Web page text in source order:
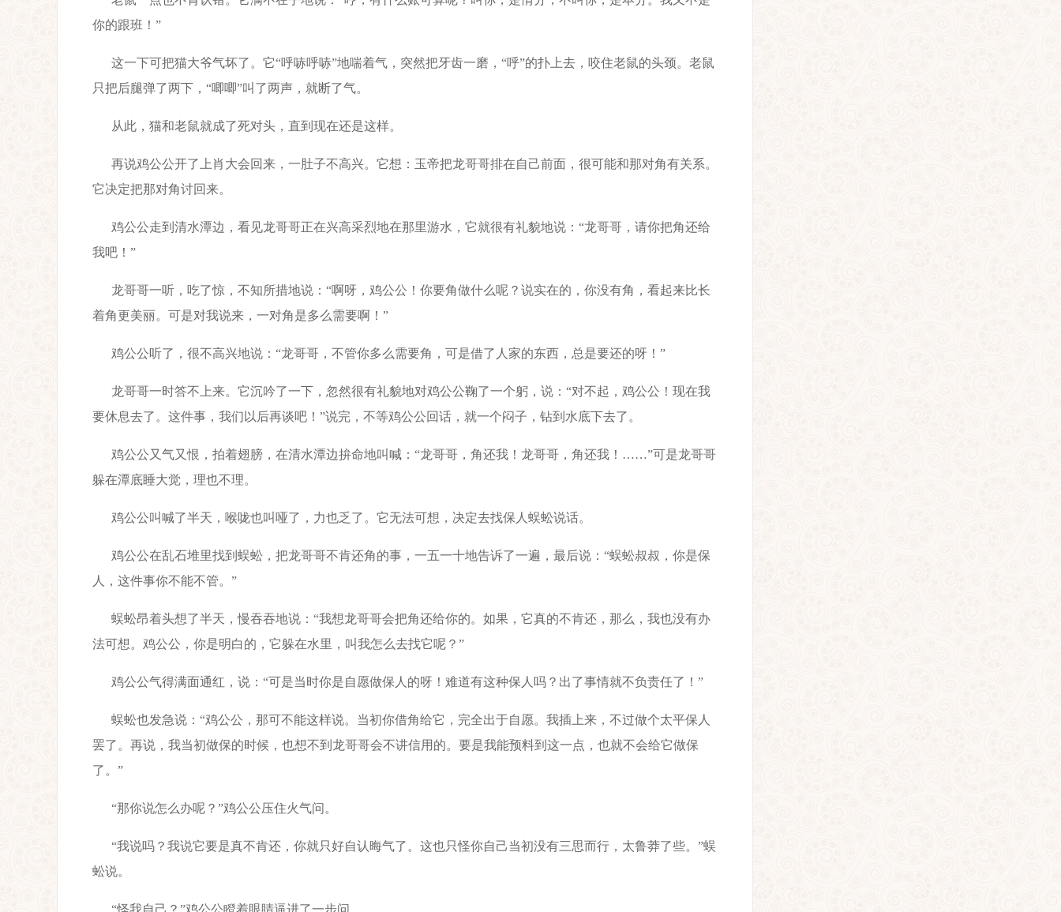
你的跟班！”
这一下可把猫大爷气坏了。它“呼哧呼哧”地喘着气，突然把牙齿一磨，“呼”的扑上去，咬住老鼠的头颈。老鼠
只把后腿弹了两下，“唧唧”叫了两声，就断了气。
从此，猫和老鼠就成了死对头，直到现在还是这样。
再说鸡公公开了上肖大会回来，一肚子不高兴。它想：玉帝把龙哥哥排在自己前面，很可能和那对角有关系。
它决定把那对角讨回来。
鸡公公走到清水潭边，看见龙哥哥正在兴高采烈地在那里游水，它就很有礼貌地说：“龙哥哥，请你把角还给
我吧！”
龙哥哥一听，吃了惊，不知所措地说：“啊呀，鸡公公！你要角做什么呢？说实在的，你没有角，看起来比长
着角更美丽。可是对我说来，一对角是多么需要啊！”
鸡公公听了，很不高兴地说：“龙哥哥，不管你多么需要角，可是借了人家的东西，总是要还的呀！”
龙哥哥一时答不上来。它沉吟了一下，忽然很有礼貌地对鸡公公鞠了一个躬，说：“对不起，鸡公公！现在我
要休息去了。这件事，我们以后再谈吧！”说完，不等鸡公公回话，就一个闷子，钻到水底下去了。
鸡公公又气又恨，拍着翅膀，在清水潭边拚命地叫喊：“龙哥哥，角还我！龙哥哥，角还我！……”可是龙哥哥
躲在潭底睡大觉，理也不理。
鸡公公叫喊了半天，喉咙也叫哑了，力也乏了。它无法可想，决定去找保人蜈蚣说话。
鸡公公在乱石堆里找到蜈蚣，把龙哥哥不肯还角的事，一五一十地告诉了一遍，最后说：“蜈蚣叔叔，你是保
人，这件事你不能不管。”
蜈蚣昂着头想了半天，慢吞吞地说：“我想龙哥哥会把角还给你的。如果，它真的不肯还，那么，我也没有办
法可想。鸡公公，你是明白的，它躲在水里，叫我怎么去找它呢？”
鸡公公气得满面通红，说：“可是当时你是自愿做保人的呀！难道有这种保人吗？出了事情就不负责任了！”
蜈蚣也发急说：“鸡公公，那可不能这样说。当初你借角给它，完全出于自愿。我插上来，不过做个太平保人
罢了。再说，我当初做保的时候，也想不到龙哥哥会不讲信用的。要是我能预料到这一点，也就不会给它做保
了。”
“那你说怎么办呢？”鸡公公压住火气问。
“我说吗？我说它要是真不肯还，你就只好自认晦气了。这也只怪你自己当初没有三思而行，太鲁莽了些。”蜈
蚣说。
“怪我自己？”鸡公公瞪着眼睛逼进了一步问。